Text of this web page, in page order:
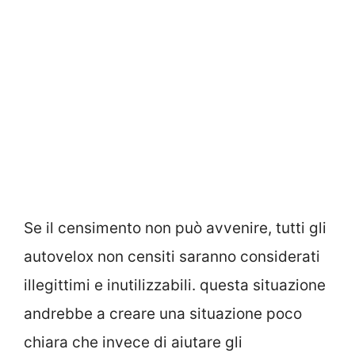
Se il censimento non può avvenire, tutti gli
autovelox non censiti saranno considerati
illegittimi e inutilizzabili. questa situazione
andrebbe a creare una situazione poco
chiara che invece di aiutare gli